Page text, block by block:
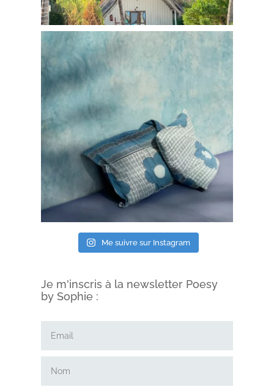
Me suivre sur Instagram
Je m'inscris à la newsletter Poesy
by Sophie :